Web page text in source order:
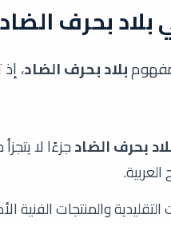
بلاد بحرف الضاد
بلاد بحرف الضاد،
بحرف الضادجزءًا لا
والمنتجات الفنية